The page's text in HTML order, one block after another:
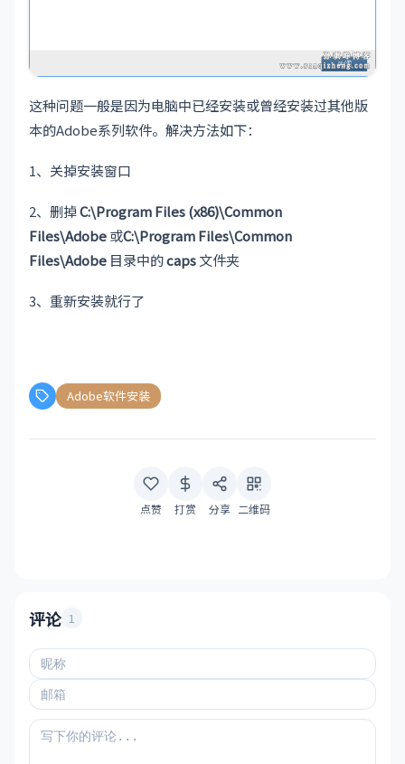
这种问题一般是因为电脑中已经安装或曾经安装过其他版
本的Adobe系列软件。解决方法如下：
1、关掉安装窗口
2、删掉C:\Program Files (x86)\Common
Files\Adobe或C:\Program Files\Common
Files\Adobe 目录中的caps文件夹
3、重新安装就行了
Adobe软件安装
点赞 打赏 分享 二维码
评论 1